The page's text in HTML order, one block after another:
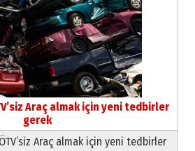
Araç almak için yeni tedbirler
gerek
Araç almak için yeni tedbirler